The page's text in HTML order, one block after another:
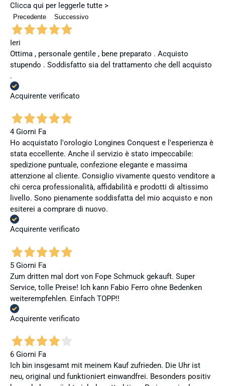
Clicca qui per leggerle tutte >
Precedente Successivo
Ieri
Ottima , personale gentile , bene preparato . Acquisto
stupendo . Soddisfatto sia del trattamento che dell acquisto
.
Acquirente verificato
4 Giorni Fa
Ho acquistato l'orologio Longines Conquest e l'esperienza è
stata eccellente. Anche il servizio è stato impeccabile:
spedizione puntuale, confezione elegante e massima
attenzione al cliente. Consiglio vivamente questo venditore a
chi cerca professionalità, affidabilità e prodotti di altissimo
livello. Sono pienamente soddisfatta del mio acquisto e non
esiterei a comprare di nuovo.
Acquirente verificato
5 Giorni Fa
Zum dritten mal dort von Fope Schmuck gekauft. Super
Service, tolle Preise! Ich kann Fabio Ferro ohne Bedenken
weiterempfehlen. Einfach TOPP!!
Acquirente verificato
6 Giorni Fa
Ich bin insgesamt mit meinem Kauf zufrieden. Die Uhr ist
neu, original und funktioniert einwandfrei. Besonders positiv